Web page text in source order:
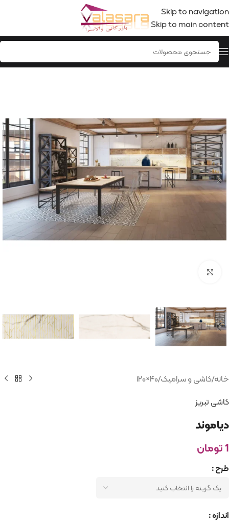
Skip to navigation
Skip to main content
خانه/کاشی و سرامیک/۴۰×۱۲۰
کاشی تبریز
دیاموند
1تومان
طرح
اندازه